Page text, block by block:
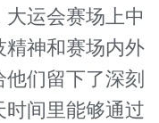
运会赛场上中
精神和赛场内外
们留下了深刻
时间里能够通过